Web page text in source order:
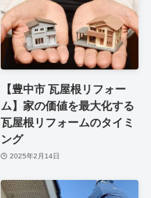
【豊中市 瓦屋根リフォー
ム】家の価値を最大化する
瓦屋根リフォームのタイミ
ング
2025年2月14日